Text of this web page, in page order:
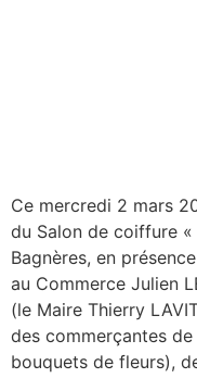
Ce mercredi 2 mars
du Salon de coiffure
Bagnères, en
au Commerce Julien
(le Maire Thierry
des commerçantes
bouquets de fleurs),